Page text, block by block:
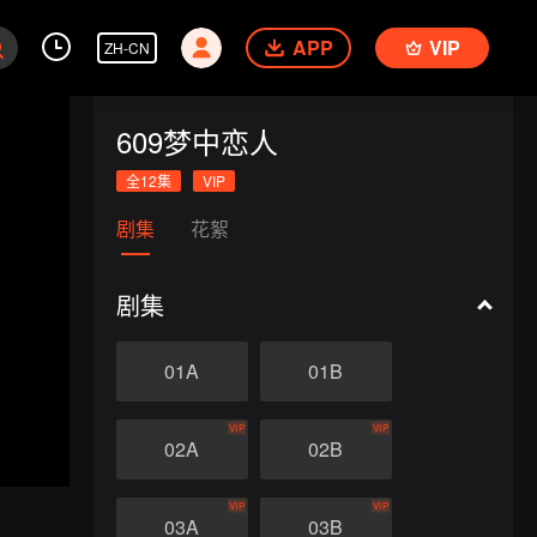
ZH-CN APP VIP
609梦中恋人
全12集 VIP
剧集 花絮
剧集
01A 01B
02A
VIP
02B
VIP
03A
VIP
03B
VIP